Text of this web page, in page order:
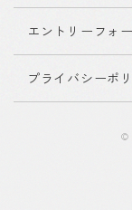
エントリーフォ
プライバシーポ
©